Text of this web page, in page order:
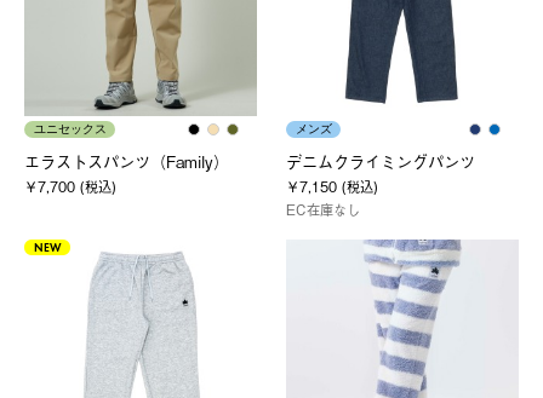
ユニセックス
エラストスパンツ（Family）
￥7,700 (税込)
メンズ
デニムクライミングパンツ
￥7,150 (税込)
EC在庫なし
NEW